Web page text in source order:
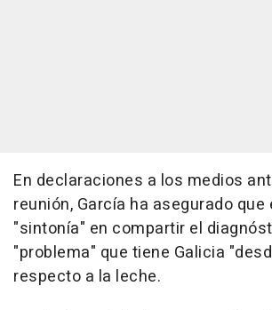
En declaraciones a los medios
reunión, García ha asegurado que
"sintonía" en compartir el
"problema" que tiene Galicia
respecto a la leche.